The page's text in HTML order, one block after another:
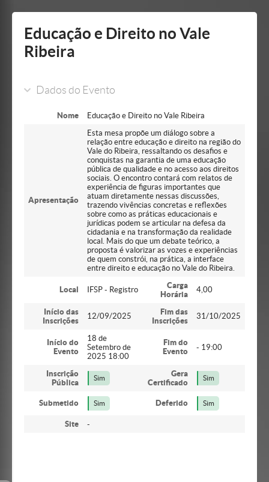
barra
Educação e Direito no Vale
Ribeira
Dados do Evento
Nome Educação e Direito no Vale Ribeira
Apresentação
Esta mesa propõe um diálogo sobre a
relação entre educação e direito na região do
Vale do Ribeira, ressaltando os desafios e
conquistas na garantia de uma educação
pública de qualidade e no acesso aos direitos
sociais. O encontro contará com relatos de
experiência de figuras importantes que
atuam diretamente nessas discussões,
trazendo vivências concretas e reflexões
sobre como as práticas educacionais e
jurídicas podem se articular na defesa da
cidadania e na transformação da realidade
local. Mais do que um debate teórico, a
proposta é valorizar as vozes e experiências
de quem constrói, na prática, a interface
entre direito e educação no Vale do Ribeira.
Local IFSP - Registro
Carga
Horária
4,00
Início das
Inscrições
12/09/2025
Fim das
Inscrições
31/10/2025
Início do
Evento
18 de
Setembro de
2025 18:00
Fim do
Evento
- 19:00
Inscrição
Pública
Sim
Gera
Certificado
Sim
Submetido Sim Deferido Sim
Site -